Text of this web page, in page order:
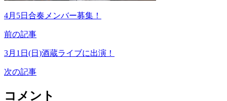
4月5日合奏メンバー募集！
前の記事
3月1日(日)酒蔵ライブに出演！
次の記事
コメント